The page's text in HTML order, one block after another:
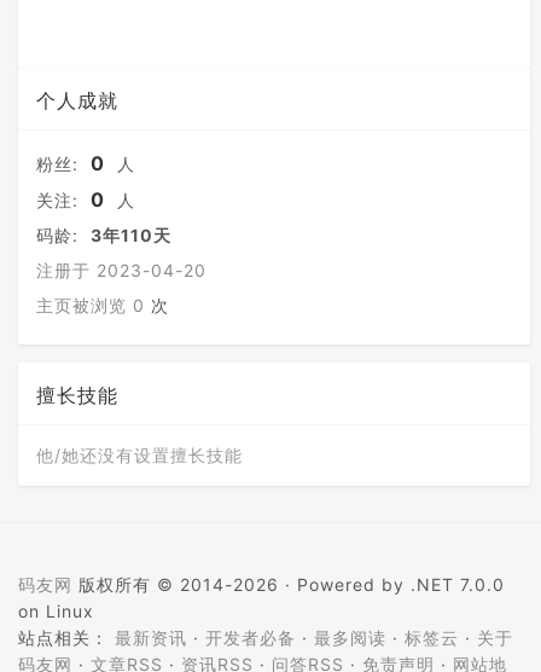
个人成就
粉丝: 0
人
关注:
0
人
码龄:
3年110天
注册于 2023-04-20
主页被浏览 0 次
擅长技能
他/她还没有设置擅长技能
码友网 版权所有 © 2014-2026 · Powered by .NET 7.0.0
on Linux
站点相关： 最新资讯 · 开发者必备 · 最多阅读 · 标签云 · 关于
码友网 · 文章RSS · 资讯RSS · 问答RSS · 免责声明 · 网站地